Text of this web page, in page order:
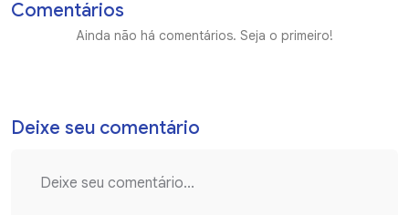
Comentários
Ainda não há comentários. Seja o primeiro!
Deixe seu comentário